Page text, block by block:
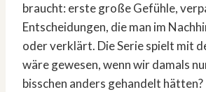
braucht: erste große Gefühle,
Entscheidungen, die man im
oder verklärt. Die Serie spielt mit
wäre gewesen, wenn wir damals
bisschen anders gehandelt hätten?